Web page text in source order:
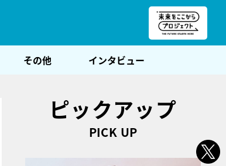
その他 インタビュー
ピックアップ
PICK UP